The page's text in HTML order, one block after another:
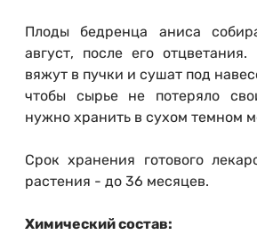
Плоды бедренца аниса
август, после его отцветания.
вяжут в пучки и сушат под
чтобы сырье не потеряло
нужно хранить в сухом темном
Срок хранения готового
растения - до 36 месяцев.
Химический состав: